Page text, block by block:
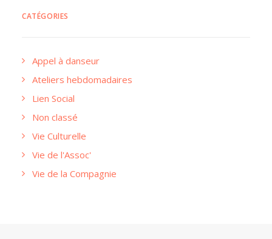
CATÉGORIES
Appel à danseur
Ateliers hebdomadaires
Lien Social
Non classé
Vie Culturelle
Vie de l'Assoc'
Vie de la Compagnie